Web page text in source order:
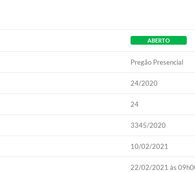
ABERTO
Pregão Presencial
24/2020
24
3345/2020
10/02/2021
22/02/2021 às